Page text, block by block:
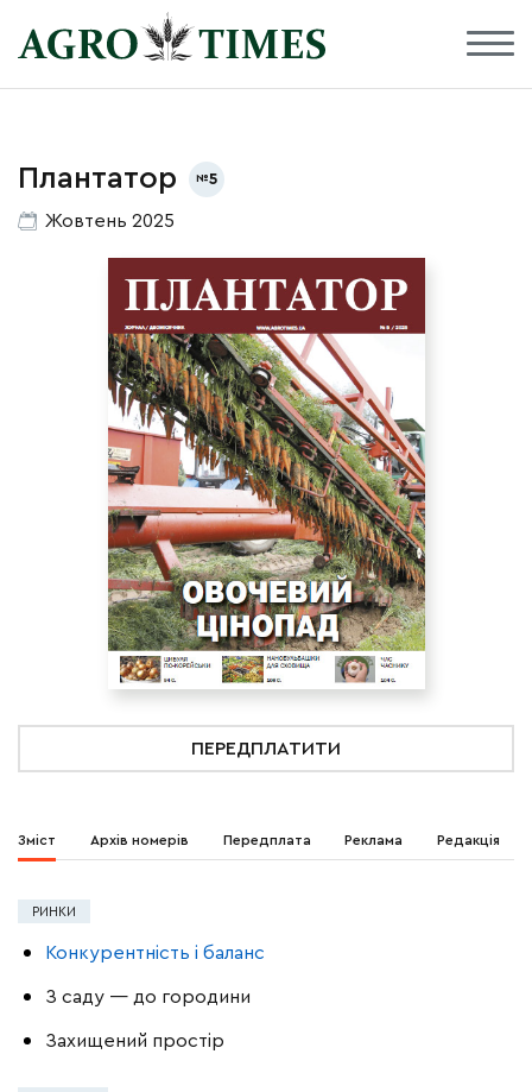
Плантатор 5
Жовтень 2025
ПЕРЕДПЛАТИТИ
Зміст Архів номерів Передплата Реклама Редакція
РИНКИ
Конкурентність і баланс
З саду — до городини
Захищений простір